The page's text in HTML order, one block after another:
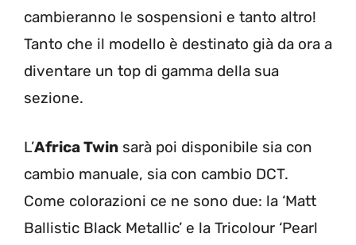
cambieranno le sospensioni e tanto altro!
Tanto che il modello è destinato già da ora a
diventare un top di gamma della sua
sezione.
L’Africa Twin sarà poi disponibile sia con
cambio manuale, sia con cambio DCT.
Come colorazioni ce ne sono due: la ‘Matt
Ballistic Black Metallic’ e la Tricolour ‘Pearl